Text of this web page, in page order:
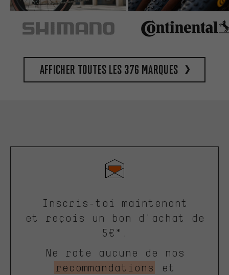
Afficher toutes les 376 marques
Inscris-toi maintenant
et reçois un bon d'achat de
5€*.
Ne rate aucune de nos
recommandations
et